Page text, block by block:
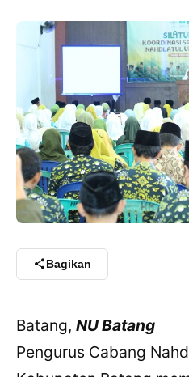
Bagikan
Batang, NU Batang
Pengurus Cabang